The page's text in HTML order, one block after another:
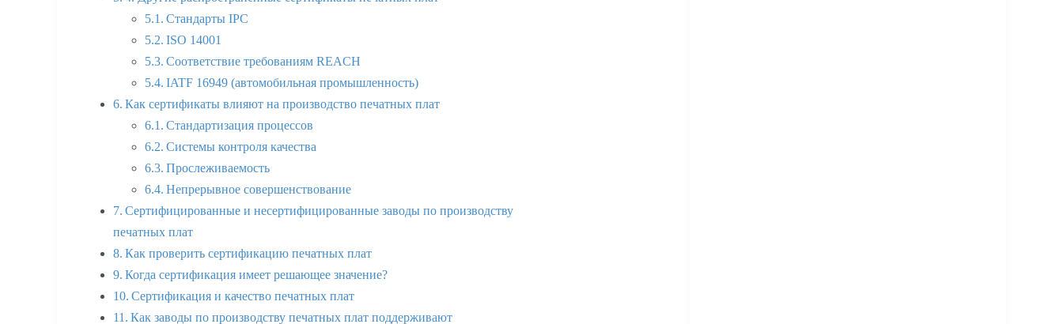
Стандарты IPC
ISO 14001
Соответствие требованиям REACH
IATF 16949 (автомобильная промышленность)
Как сертификаты влияют на производство печатных плат
Стандартизация процессов
Системы контроля качества
Прослеживаемость
Непрерывное совершенствование
Сертифицированные и несертифицированные заводы по производству
печатных плат
Как проверить сертификацию печатных плат
Когда сертификация имеет решающее значение?
Сертификация и качество печатных плат
Как заводы по производству печатных плат поддерживают